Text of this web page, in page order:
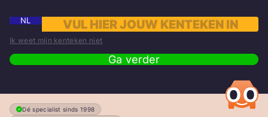
NL
Ik weet mijn kenteken niet
Ga verder
Dé specialist sinds 1998